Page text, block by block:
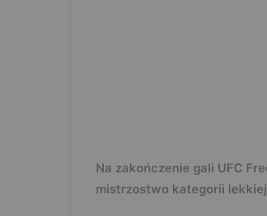
Na zakończenie gali UFC
mistrzostwo kategorii